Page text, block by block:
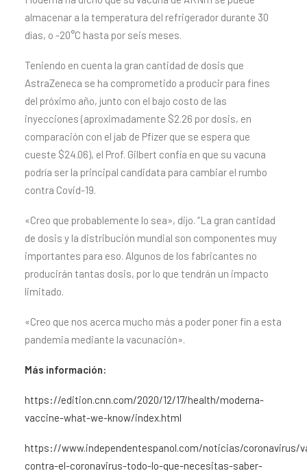
almacenar a la temperatura del refrigerador durante 30
días, o -20°C hasta por seis meses.
Teniendo en cuenta la gran cantidad de dosis que
AstraZeneca se ha comprometido a producir para fines
del próximo año, junto con el bajo costo de las
inyecciones (aproximadamente $2.26 por dosis, en
comparación con el jab de Pfizer que se espera que
cueste $24.06), el Prof. Gilbert confía en que su vacuna
podría ser la principal candidata para cambiar el rumbo
contra Covid-19.
«Creo que probablemente lo sea», dijo. “La gran cantidad
de dosis y la distribución mundial son componentes muy
importantes para eso. Algunos de los fabricantes no
producirán tantas dosis, por lo que tendrán un impacto
limitado.
«Creo que nos acerca mucho más a poder poner fin a esta
pandemia mediante la vacunación».
Más información:
https://edition.cnn.com/2020/12/17/health/moderna-
vaccine-what-we-know/index.html
https://www.independentespanol.com/noticias/coronavirus/
contra-el-coronavirus-todo-lo-que-necesitas-saber-